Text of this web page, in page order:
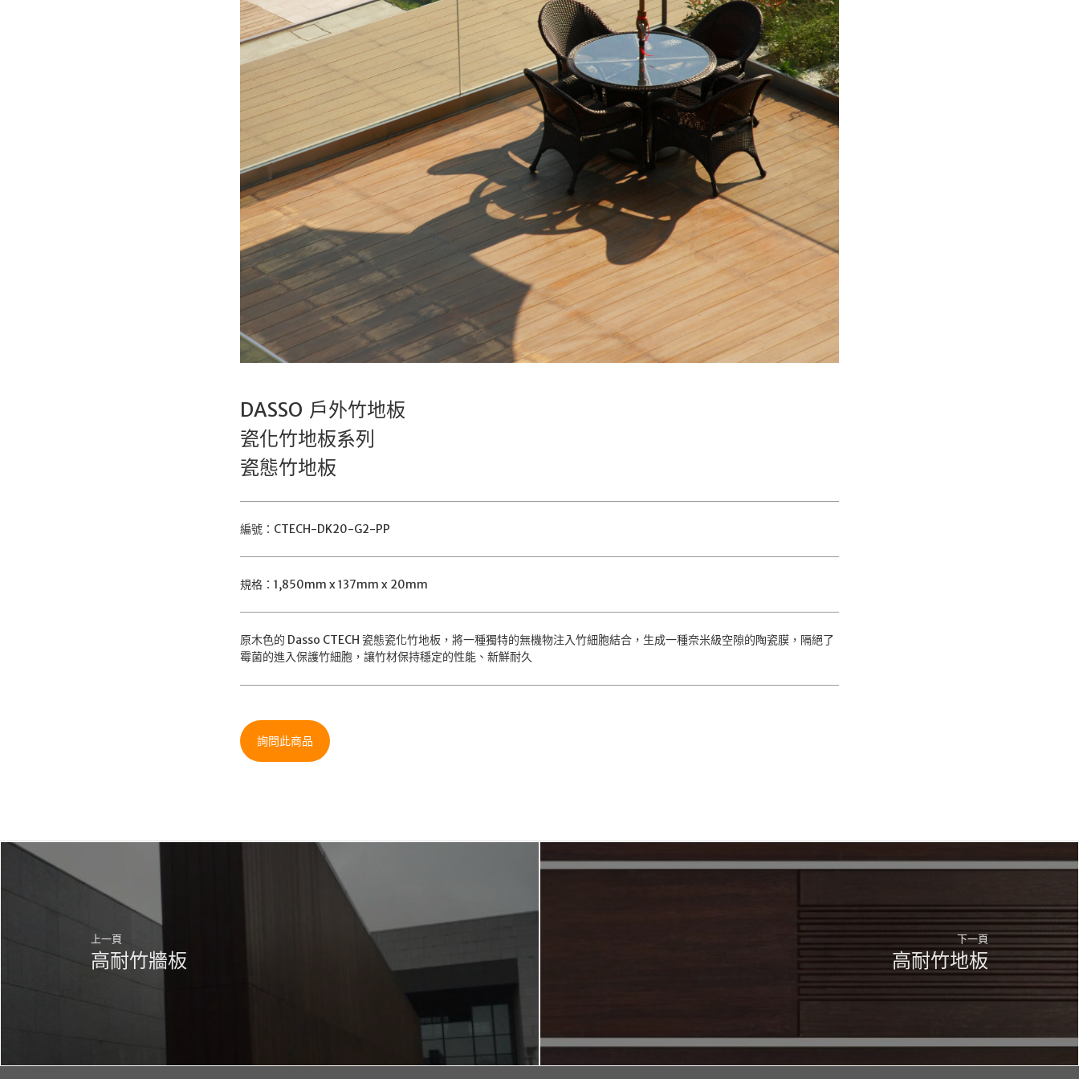
DASSO 戶外竹地板
瓷化竹地板系列
瓷態竹地板
編號：CTECH-DK20-G2-PP
規格：1,850mm x 137mm x 20mm
原木色的 Dasso CTECH 瓷態瓷化竹地板，將一種獨特的無機物注入竹細胞結合，生成一種奈米級空隙的陶瓷膜，隔絕了
霉菌的進入保護竹細胞，讓竹材保持穩定的性能、新鮮耐久
詢問此商品
上一頁
高耐竹牆板
下一頁
高耐竹地板